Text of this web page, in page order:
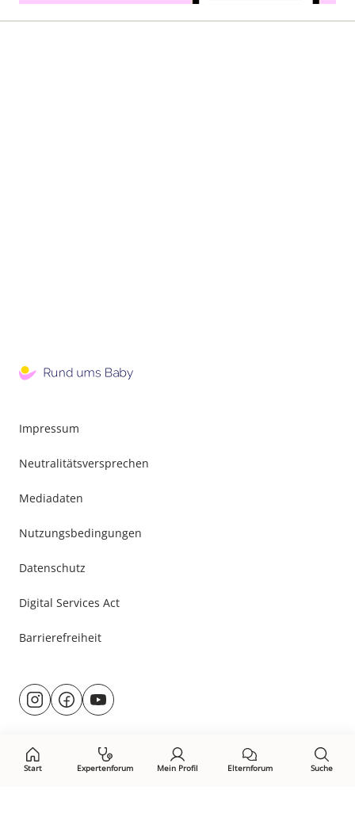
Start Expertenforum Mein Profil Elternforum Suche
Impressum
Neutralitätsversprechen
Mediadaten
Nutzungsbedingungen
Datenschutz
Digital Services Act
Barrierefreiheit
Besuche
uns@rund.ums.baby
facebook.com/rundumsbaby.de
youtube.com/@rundumsbaby_